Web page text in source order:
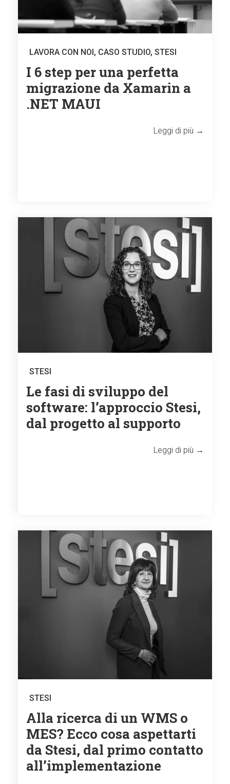
LAVORA CON NOI , CASO STUDIO, STESI
I 6 step per una perfetta
migrazione da Xamarin a
.NET MAUI
Leggi di più →
STESI
Le fasi di sviluppo del
software: l’approccio Stesi,
dal progetto al supporto
Leggi di più →
STESI
Alla ricerca di un WMS o
MES? Ecco cosa aspettarti
da Stesi, dal primo contatto
all’implementazione